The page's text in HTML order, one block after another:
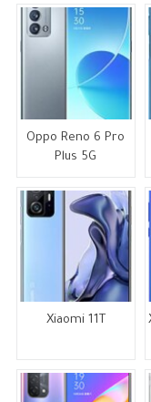
Oppo Reno 6 Pro
Plus 5G
Xiaomi 11T